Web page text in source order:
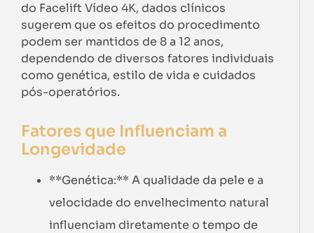
do Facelift Vídeo 4K, dados clínicos
sugerem que os efeitos do procedimento
podem ser mantidos de 8 a 12 anos,
dependendo de diversos fatores individuais
como genética, estilo de vida e cuidados
pós-operatórios.
Fatores que Influenciam a
Longevidade
**Genética:** A qualidade da pele e a
velocidade do envelhecimento natural
influenciam diretamente o tempo de